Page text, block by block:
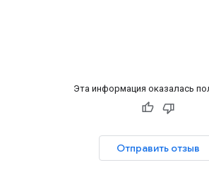
Эта информация оказалась
Отправить отзыв